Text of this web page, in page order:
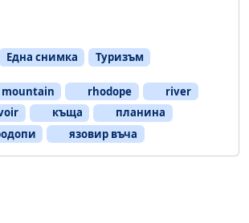
Една снимка Туризъм
mountain rhodope
river
къща
планина
язовир въча